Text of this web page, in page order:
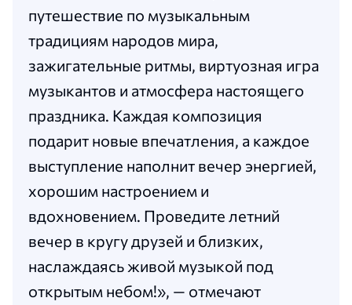
путешествие по музыкальным
традициям народов мира,
зажигательные ритмы, виртуозная игра
музыкантов и атмосфера настоящего
праздника. Каждая композиция
подарит новые впечатления, а каждое
выступление наполнит вечер энергией,
хорошим настроением и
вдохновением. Проведите летний
вечер в кругу друзей и близких,
наслаждаясь живой музыкой под
открытым небом!», — отмечают